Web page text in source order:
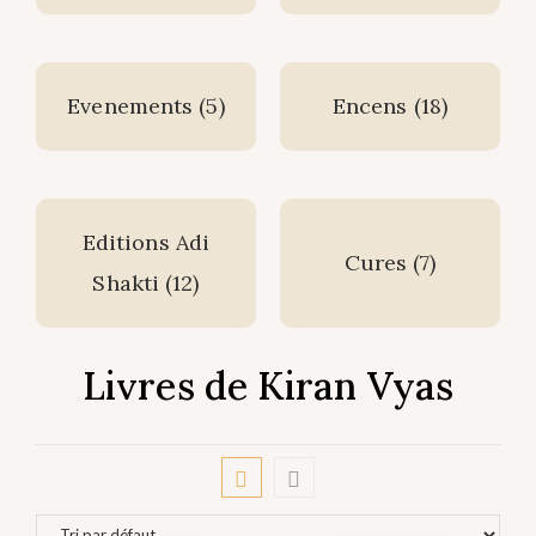
Evenements (5) Encens (18)
Editions Adi
Shakti (12)
Cures (7)
Livres de Kiran Vyas